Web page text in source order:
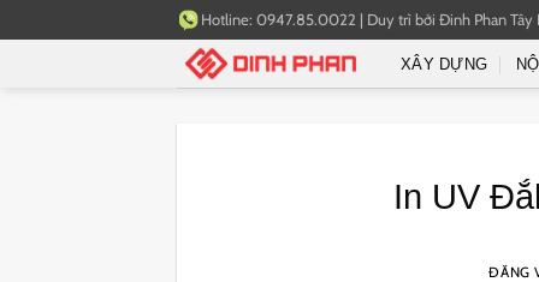
qua
Hotline: 0947.85.0022 | Duy trì bởi Đinh Phan Tây
XÂY DỰNG
In UV
ĐĂNG